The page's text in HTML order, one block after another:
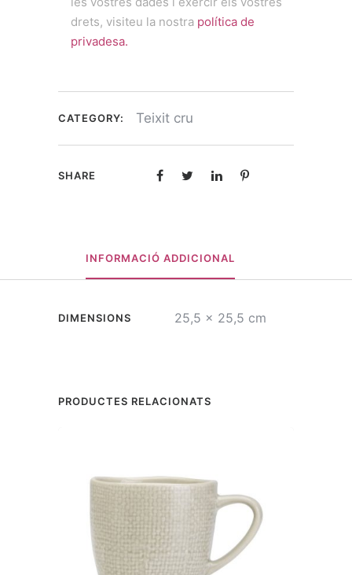
drets, visiteu la nostra política de
privadesa.
CATEGORY: Teixit cru
SHARE
INFORMACIÓ ADDICIONAL
DIMENSIONS 25,5 × 25,5 cm
PRODUCTES RELACIONATS